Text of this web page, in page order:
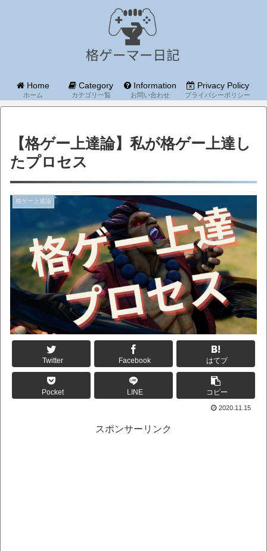
Home
ホーム
Category
カテゴリ一覧
Information
お問い合わせ
Privacy Policy
プライバシーポリシー
【格ゲー上達論】私が格ゲー上達し
たプロセス
格ゲー上達論
Twitter Facebook はてブ
Pocket LINE コピー
2020.11.15
スポンサーリンク